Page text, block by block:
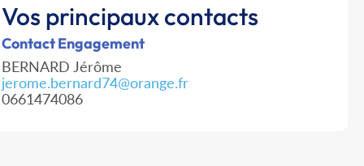
Vos principaux contacts
Contact Engagement
BERNARD Jérôme
jerome.bernard74@orange.fr
0661474086